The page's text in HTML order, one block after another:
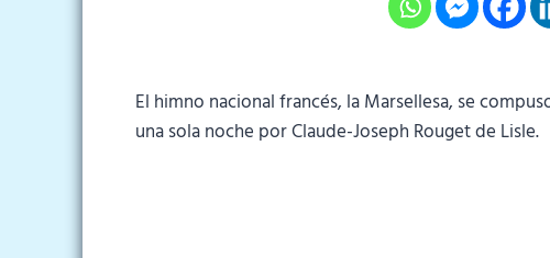
El himno nacional francés, la Marsellesa, se
una sola noche por Claude-Joseph Rouget de Lisle.